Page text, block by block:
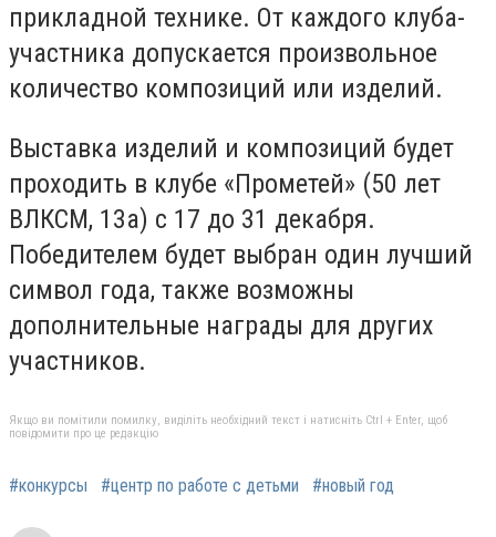
прикладной технике. От каждого клуба-
участника допускается произвольное
количество композиций или изделий.
Выставка изделий и композиций будет
проходить в клубе «Прометей» (50 лет
ВЛКСМ, 13а) с 17 до 31 декабря.
Победителем будет выбран один лучший
символ года, также возможны
дополнительные награды для других
участников.
Якщо ви помітили помилку, виділіть необхідний текст і натисніть Ctrl + Enter, щоб
повідомити про це редакцію
#конкурсы #центр по работе с детьми #новый год